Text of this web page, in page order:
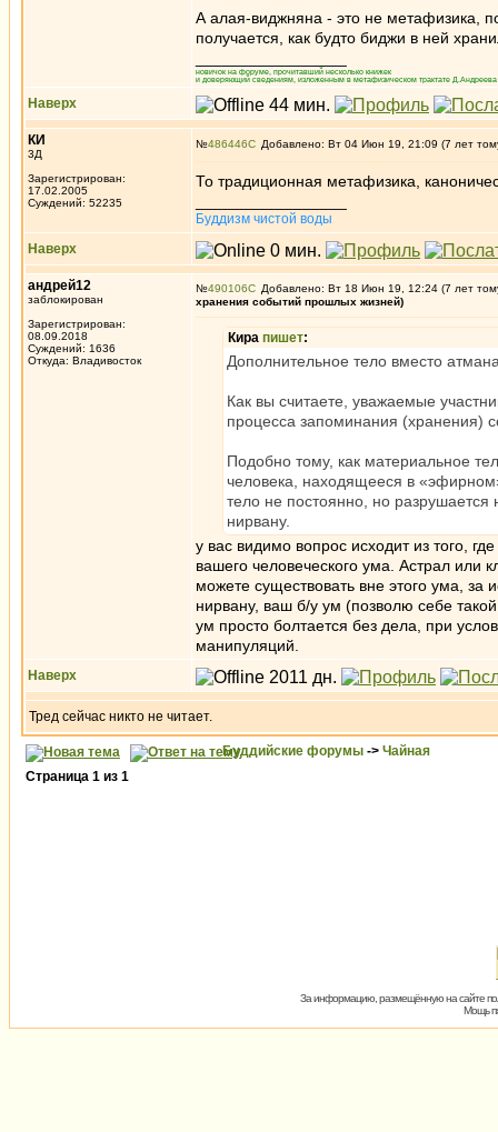
А алая-виджняна - это не метафизика,
получается, как будто биджи в ней
новичок на форуме, прочитавший несколько книжек
и доверяющий сведениям, изложенным в метафизическом трактате
Наверх
КИ
3Д
Зарегистрирован:
17.02.2005
Суждений: 52235
№486446 Добавлено: Вт 04 Июн 19, 21:09 (7 лет
То традиционная метафизика,
Буддизм чистой воды
Наверх
андрей12
заблокирован
Зарегистрирован:
08.09.2018
Суждений: 1636
Откуда: Владивосток
№490106
Добавлено: Вт 18 Июн 19, 12:24 (7 лет
хранения событий прошлых жизней)
Кира пишет:
Дополнительное тело вместо
Как вы считаете, уважаемые
процесса запоминания (хранения)
Подобно тому, как материальное
человека, находящееся в
тело не постоянно, но
нирвану.
у вас видимо вопрос исходит из того,
вашего человеческого ума. Астрал или
можете существовать вне этого ума,
нирвану, ваш б/у ум (позволю себе
ум просто болтается без дела, при
манипуляций.
Наверх
Тред сейчас никто не читает.
Буддийские форумы -> Чайная
Страница 1 из 1
За информацию, размещённую на сайте
Мощь